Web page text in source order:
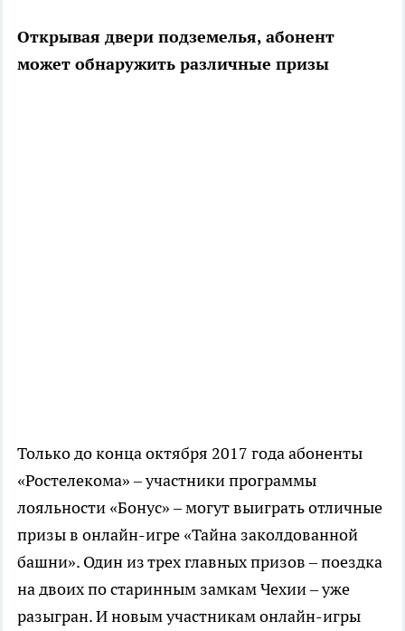
Открывая двери подземелья, абонент
может обнаружить различные призы
Только до конца октября 2017 года абоненты
«Ростелекома» – участники программы
лояльности «Бонус» – могут выиграть отличные
призы в онлайн-игре «Тайна заколдованной
башни». Один из трех главных призов – поездка
на двоих по старинным замкам Чехии – уже
разыгран. И новым участникам онлайн-игры